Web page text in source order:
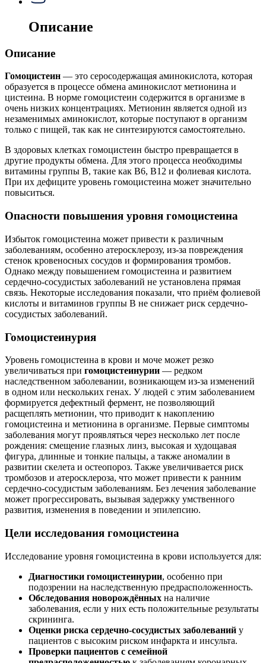
Описание
Описание
Гомоцистеин — это серосодержащая аминокислота, которая
образуется в процессе обмена аминокислот метионина и
цистеина. В норме гомоцистеин содержится в организме в
очень низких концентрациях. Метионин является одной из
незаменимых аминокислот, которые поступают в организм
только с пищей, так как не синтезируются самостоятельно.
В здоровых клетках гомоцистеин быстро превращается в
другие продукты обмена. Для этого процесса необходимы
витамины группы B, такие как B6, B12 и фолиевая кислота.
При их дефиците уровень гомоцистеина может значительно
повыситься.
Опасности повышения уровня гомоцистеина
Избыток гомоцистеина может привести к различным
заболеваниям, особенно атеросклерозу, из-за повреждения
стенок кровеносных сосудов и формирования тромбов.
Однако между повышением гомоцистеина и развитием
сердечно-сосудистых заболеваний не установлена прямая
связь. Некоторые исследования показали, что приём фолиевой
кислоты и витаминов группы B не снижает риск сердечно-
сосудистых заболеваний.
Гомоцистеинурия
Уровень гомоцистеина в крови и моче может резко
увеличиваться при гомоцистеинурии — редком
наследственном заболевании, возникающем из-за изменений
в одном или нескольких генах. У людей с этим заболеванием
формируется дефектный фермент, не позволяющий
расщеплять метионин, что приводит к накоплению
гомоцистеина и метионина в организме. Первые симптомы
заболевания могут проявляться через несколько лет после
рождения: смещение глазных линз, высокая и худощавая
фигура, длинные и тонкие пальцы, а также аномалии в
развитии скелета и остеопороз. Также увеличивается риск
тромбозов и атеросклероза, что может привести к ранним
сердечно-сосудистым заболеваниям. Без лечения заболевание
может прогрессировать, вызывая задержку умственного
развития, изменения в поведении и эпилепсию.
Цели исследования гомоцистеина
Исследование уровня гомоцистеина в крови используется для:
Диагностики гомоцистеинурии, особенно при
подозрении на наследственную предрасположенность.
Обследования новорождённых на наличие
заболевания, если у них есть положительные результаты
скрининга.
Оценки риска сердечно-сосудистых заболеваний у
пациентов с высоким риском инфаркта и инсульта.
Проверки пациентов с семейной